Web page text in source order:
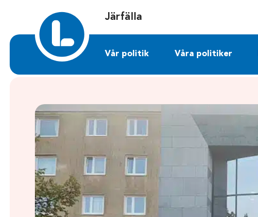
Järfälla
Vår politik Våra politiker